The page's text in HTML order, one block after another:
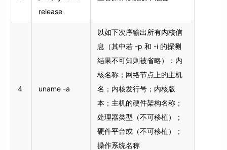
release
4 uname -a
以如下次序输出所有内核信
息（其中若 -p 和 -i 的探测
结果不可知则被省略）：内
核名称；网络节点上的主机
名；内核发行号；内核版
本；主机的硬件架构名称；
处理器类型（不可移植）；
硬件平台或（不可移植）；
操作系统名称